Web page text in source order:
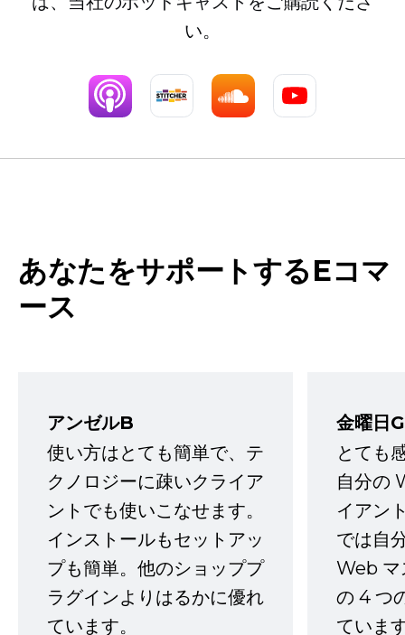
い。
あなたをサポートするEコマ
ース
アンゼルB
使い方はとても簡単で、テ
クノロジーに疎いクライア
ントでも使いこなせます。
インストールもセットアッ
プも簡単。他のショッププ
ラグインよりはるかに優れ
ています。
金曜日G
とても
自分の
イアン
では自
Web マ
の 4 つ
ていま